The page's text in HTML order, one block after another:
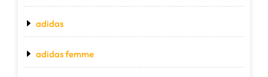
adidas
adidas femme